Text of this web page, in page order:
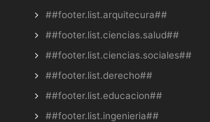
##footer.list.arquitecura##
##footer.list.ciencias.salud##
##footer.list.ciencias.sociales##
##footer.list.derecho##
##footer.list.educacion##
##footer.list.ingenieria##